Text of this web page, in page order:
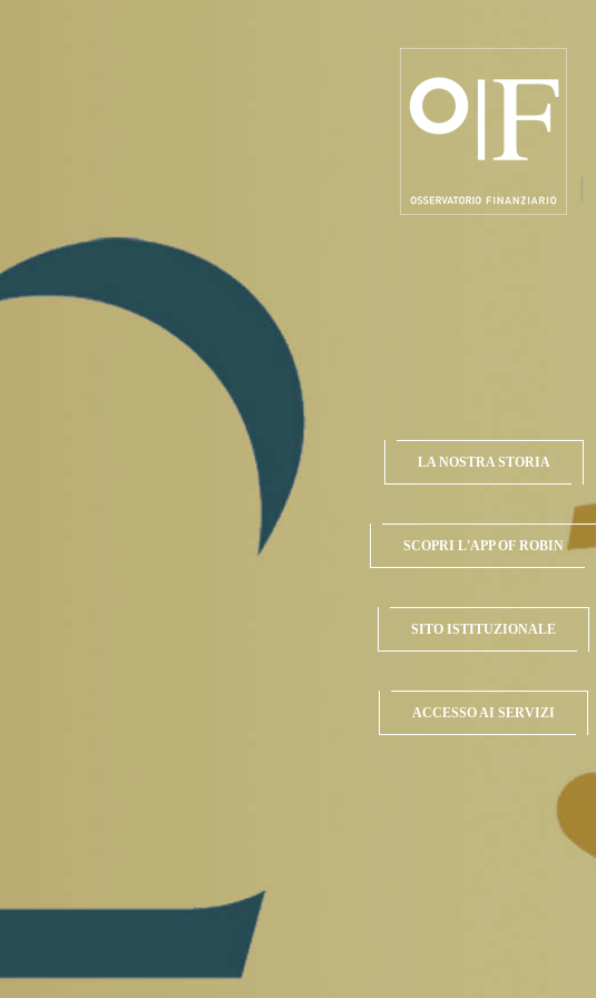
LA NOSTRA STORIA
SCOPRI L'APP OF ROBIN
SITO ISTITUZIONALE
ACCESSO AI SERVIZI